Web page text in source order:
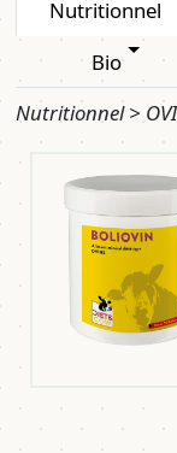
Nutritionnel
Bio
Nutritionnel >